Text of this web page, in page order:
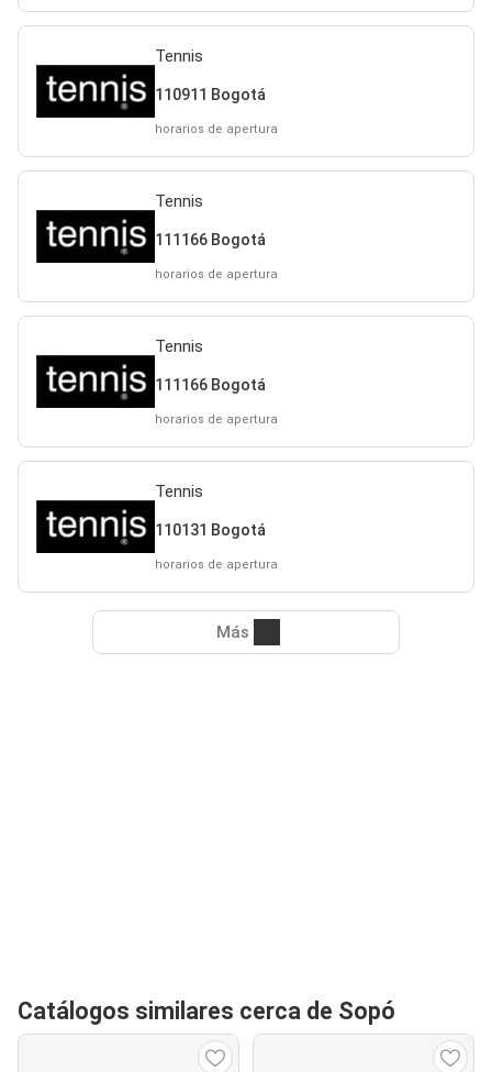
Tennis
110911 Bogotá
horarios de apertura
Tennis
111166 Bogotá
horarios de apertura
Tennis
111166 Bogotá
horarios de apertura
Tennis
110131 Bogotá
horarios de apertura
Más
Catálogos similares cerca de Sopó